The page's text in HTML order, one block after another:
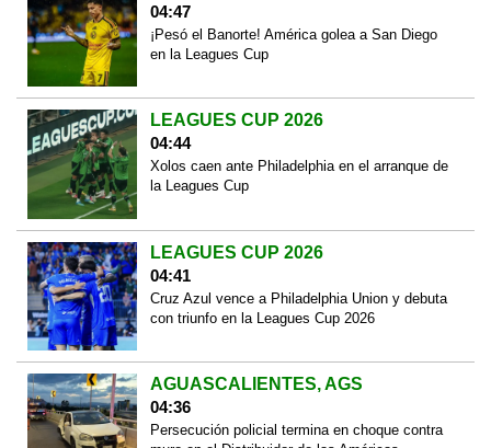
04:47
¡Pesó el Banorte! América golea a San Diego
en la Leagues Cup
LEAGUES CUP 2026
04:44
Xolos caen ante Philadelphia en el arranque de
la Leagues Cup
LEAGUES CUP 2026
04:41
Cruz Azul vence a Philadelphia Union y debuta
con triunfo en la Leagues Cup 2026
AGUASCALIENTES, AGS
04:36
Persecución policial termina en choque contra